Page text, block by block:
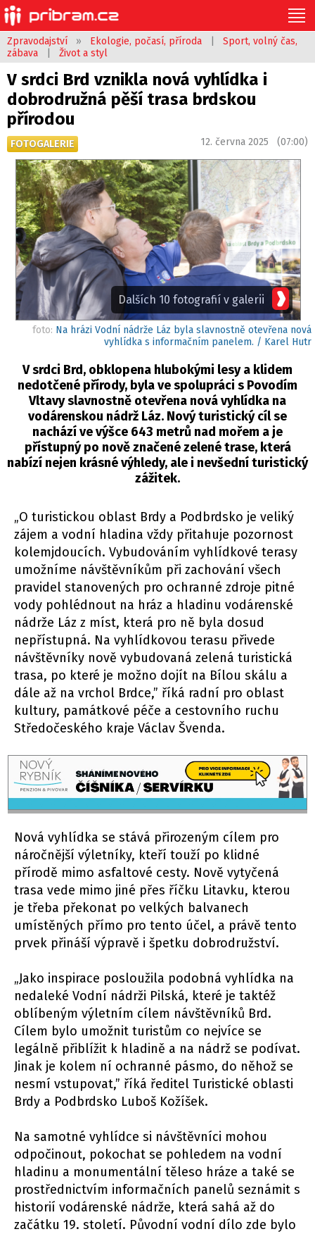
Zpravodajství » Ekologie, počasí, příroda
Sport, volný čas,
zábava
Život a styl
V srdci Brd vznikla nová vyhlídka i
dobrodružná pěší trasa brdskou
přírodou
FOTOGALERIE 12. června 2025 (07:00)
Dalších 10 fotografií v galerii
foto: Na hrázi Vodní nádrže Láz byla slavnostně otevřena nová
vyhlídka s informačním panelem. / Karel Hutr
V srdci Brd, obklopena hlubokými lesy a klidem
nedotčené přírody, byla ve spolupráci s Povodím
Vltavy slavnostně otevřena nová vyhlídka na
vodárenskou nádrž Láz. Nový turistický cíl se
nachází ve výšce 643 metrů nad mořem a je
přístupný po nově značené zelené trase, která
nabízí nejen krásné výhledy, ale i nevšední turistický
zážitek.
„O turistickou oblast Brdy a Podbrdsko je veliký
zájem a vodní hladina vždy přitahuje pozornost
kolemjdoucích. Vybudováním vyhlídkové terasy
umožníme návštěvníkům při zachování všech
pravidel stanovených pro ochranné zdroje pitné
vody pohlédnout na hráz a hladinu vodárenské
nádrže Láz z míst, která pro ně byla dosud
nepřístupná. Na vyhlídkovou terasu přivede
návštěvníky nově vybudovaná zelená turistická
trasa, po které je možno dojít na Bílou skálu a
dále až na vrchol Brdce,” říká radní pro oblast
kultury, památkové péče a cestovního ruchu
Středočeského kraje Václav Švenda.
Nová vyhlídka se stává přirozeným cílem pro
náročnější výletníky, kteří touží po klidné
přírodě mimo asfaltové cesty. Nově vytyčená
trasa vede mimo jiné přes říčku Litavku, kterou
je třeba překonat po velkých balvanech
umístěných přímo pro tento účel, a právě tento
prvek přináší výpravě i špetku dobrodružství.
„Jako inspirace posloužila podobná vyhlídka na
nedaleké Vodní nádrži Pilská, které je taktéž
oblíbeným výletním cílem návštěvníků Brd.
Cílem bylo umožnit turistům co nejvíce se
legálně přiblížit k hladině a na nádrž se podívat.
Jinak je kolem ní ochranné pásmo, do něhož se
nesmí vstupovat,” říká ředitel Turistické oblasti
Brdy a Podbrdsko Luboš Kožíšek.
Na samotné vyhlídce si návštěvníci mohou
odpočinout, pokochat se pohledem na vodní
hladinu a monumentální těleso hráze a také se
prostřednictvím informačních panelů seznámit s
historií vodárenské nádrže, která sahá až do
začátku 19. století. Původní vodní dílo zde bylo